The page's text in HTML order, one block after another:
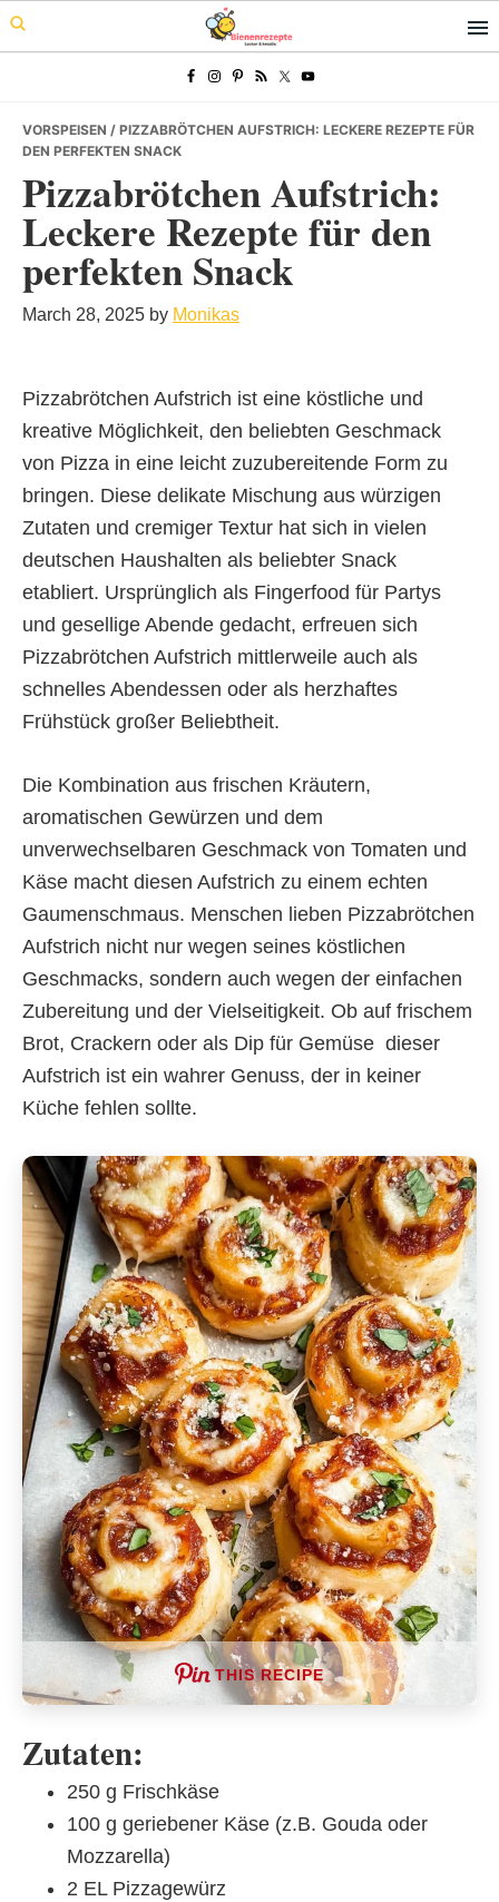
Skip
to
Skip
to
Skip
to
VORSPEISEN / PIZZABRÖTCHEN AUFSTRICH: LECKERE REZEPTE FÜR
DEN PERFEKTEN SNACK
Pizzabrötchen Aufstrich:
Leckere Rezepte für den
perfekten Snack
March 28, 2025 by Monikas
Pizzabrötchen Aufstrich ist eine köstliche und
kreative Möglichkeit, den beliebten Geschmack
von Pizza in eine leicht zuzubereitende Form zu
bringen. Diese delikate Mischung aus würzigen
Zutaten und cremiger Textur hat sich in vielen
deutschen Haushalten als beliebter Snack
etabliert. Ursprünglich als Fingerfood für Partys
und gesellige Abende gedacht, erfreuen sich
Pizzabrötchen Aufstrich mittlerweile auch als
schnelles Abendessen oder als herzhaftes
Frühstück großer Beliebtheit.
Die Kombination aus frischen Kräutern,
aromatischen Gewürzen und dem
unverwechselbaren Geschmack von Tomaten und
Käse macht diesen Aufstrich zu einem echten
Gaumenschmaus. Menschen lieben Pizzabrötchen
Aufstrich nicht nur wegen seines köstlichen
Geschmacks, sondern auch wegen der einfachen
Zubereitung und der Vielseitigkeit. Ob auf frischem
Brot, Crackern oder als Dip für Gemüse  dieser
Aufstrich ist ein wahrer Genuss, der in keiner
Küche fehlen sollte.
THIS RECIPE
Zutaten:
250 g Frischkäse
100 g geriebener Käse (z.B. Gouda oder
Mozzarella)
2 EL Pizzagewürz